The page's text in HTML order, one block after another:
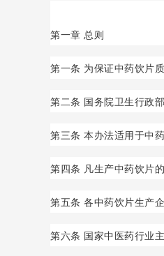
第一章 总则
第一条 为保证中药饮片
第二条 国务院卫生行政
第三条 本办法适用于中
第四条 凡生产中药饮片
第五条 各中药饮片生产
第六条 国家中医药行业